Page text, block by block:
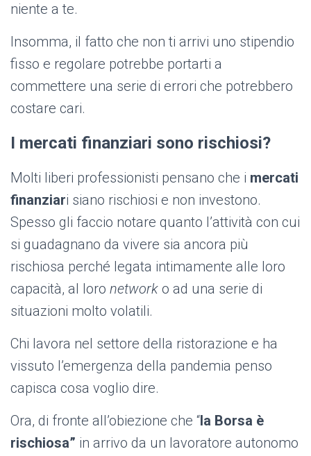
niente a te.
Insomma, il fatto che non ti arrivi uno stipendio
fisso e regolare potrebbe portarti a
commettere una serie di errori che potrebbero
costare cari.
I mercati finanziari sono rischiosi?
Molti liberi professionisti pensano che i mercati
finanziari siano rischiosi e non investono.
Spesso gli faccio notare quanto l’attività con cui
si guadagnano da vivere sia ancora più
rischiosa perché legata intimamente alle loro
capacità, al loro network o ad una serie di
situazioni molto volatili.
Chi lavora nel settore della ristorazione e ha
vissuto l’emergenza della pandemia penso
capisca cosa voglio dire.
Ora, di fronte all’obiezione che “la Borsa è
rischiosa” in arrivo da un lavoratore autonomo